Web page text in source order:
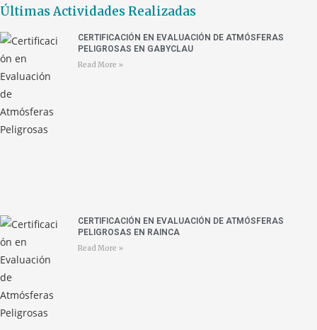
Últimas Actividades Realizadas
CERTIFICACIÓN EN EVALUACIÓN DE ATMÓSFERAS
PELIGROSAS EN GABYCLAU
Read More »
CERTIFICACIÓN EN EVALUACIÓN DE ATMÓSFERAS
PELIGROSAS EN RAINCA
Read More »